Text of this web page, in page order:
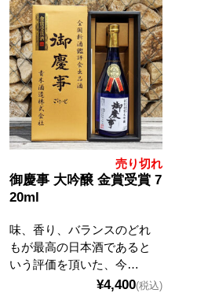
売り切れ
御慶事 大吟醸 金賞受賞 7
20ml
味、香り、バランスのどれ
もが最高の日本酒であると
いう評価を頂いた、今…
¥4,400(税込)